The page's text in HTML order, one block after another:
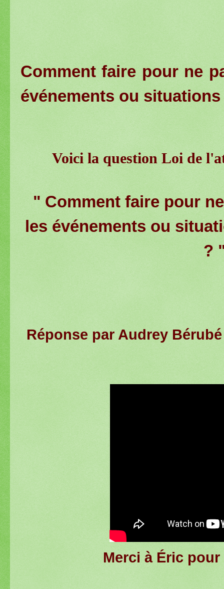
Comment faire pour ne
événements ou
Voici la question Loi de
" Comment faire pour
les événements ou
?
Réponse par Audrey
Merci à Éric